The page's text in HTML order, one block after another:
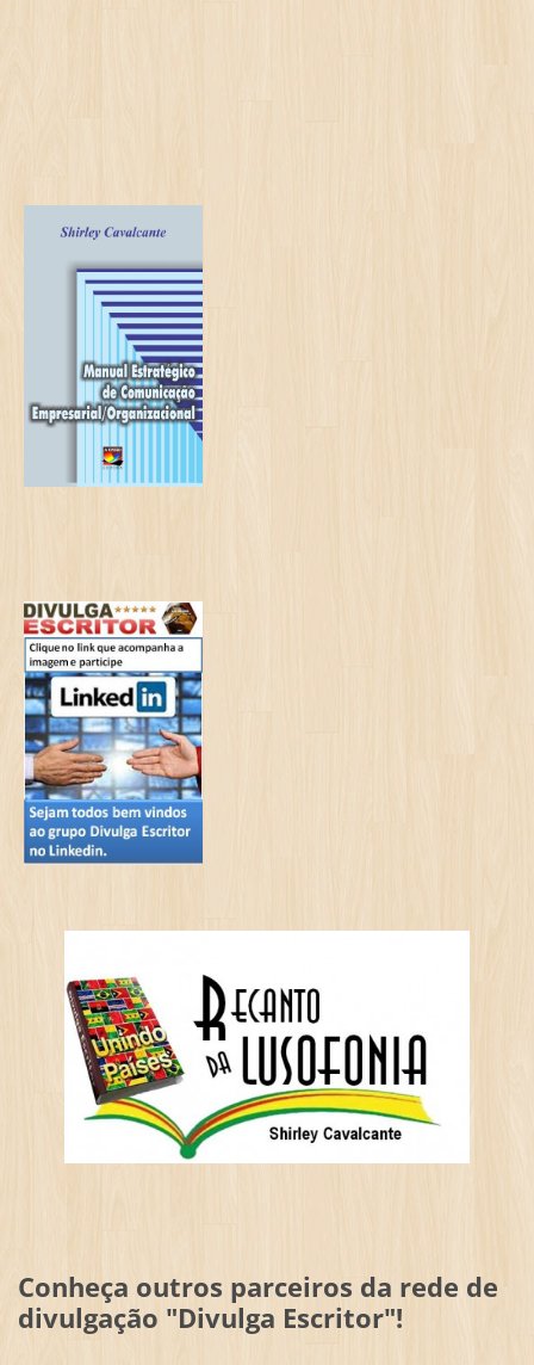
Conheça outros parceiros da rede de
divulgação "Divulga Escritor"!